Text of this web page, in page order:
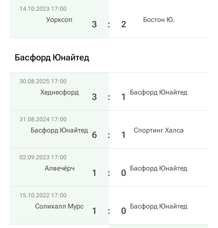
14.10.2023 17:00
Уорксоп 3 : 2 Бостон Ю.
Басфорд Юнайтед
30.08.2025 17:00
Хеднесфорд 3 : 1 Басфорд Юнайтед
31.08.2024 17:00
Басфорд Юнайтед 6 : 1 Спортинг Халса
02.09.2023 17:00
Алвечёрч 1 : 0 Басфорд Юнайтед
15.10.2022 17:00
Солихалл Мурс 1 : 0 Басфорд Юнайтед